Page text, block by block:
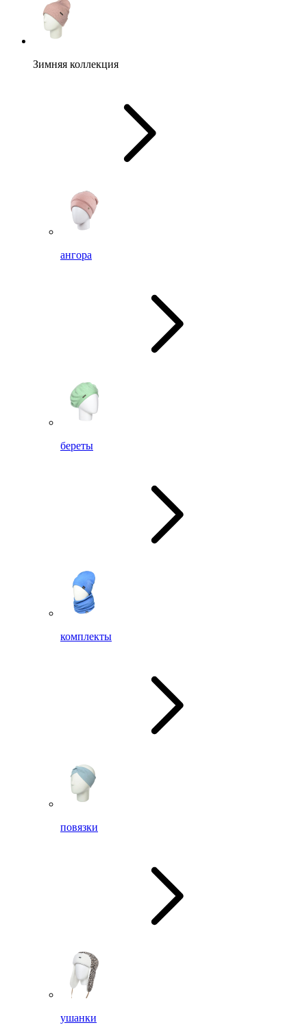
Зимняя коллекция
ангора
береты
комплекты
повязки
ушанки